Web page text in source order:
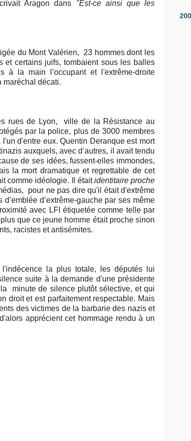
Aragon dans "Est-ce ainsi que les
du Mont Valérien, 23 hommes dont les
certains juifs, tombaient sous les balles
à la main l’occupant et l'extrême-droite
maréchal décati.
rues de Lyon, ville de la Résistance au
par la police, plus de 3000 membres
d'entre eux. Quentin Deranque est mort
auxquels, avec d’autres, il avait tendu
de ses idées, fussent-elles immondes,
la mort dramatique et regrettable de cet
comme idéologie. Il étaitidentitaire proche
pour ne pas dire qu'il était d'extrême
d’extrême-gauche par ses même
avec LFI étiquetée comme telle par
que ce jeune homme était proche sinon
racistes et antisémites.
la plus totale, les députés lui
suite à la demande d'une présidente
minute de silence plutôt sélective, et qui
droit et est parfaitement respectable. Mais
des victimes de la barbarie des nazis et
apprécient cet hommage rendu à un